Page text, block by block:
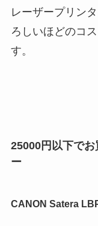
レーザープリン
ろしいほどのコ
す。
25000円以下で
ー
CANON Satera